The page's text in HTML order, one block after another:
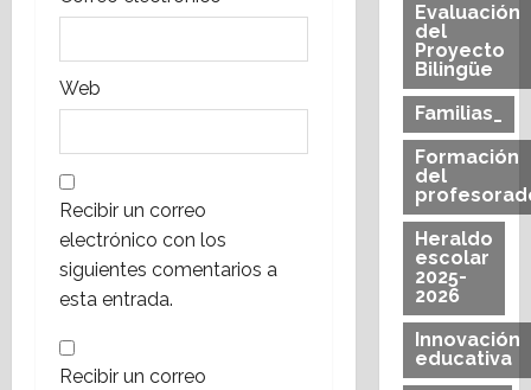
Web
Recibir un correo
electrónico con los
siguientes comentarios a
esta entrada.
Recibir un correo
Evaluación
del
Proyecto
Bilingüe
Familias_
Formación
del
Heraldo
escolar
2025-
2026
Innovación
educativa